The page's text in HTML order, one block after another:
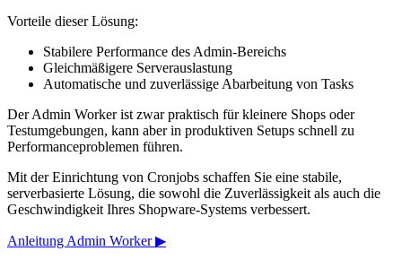
Vorteile dieser Lösung:
Stabilere Performance des Admin-Bereichs
Gleichmäßigere Serverauslastung
Automatische und zuverlässige Abarbeitung von Tasks
Der Admin Worker ist zwar praktisch für kleinere Shops oder
Testumgebungen, kann aber in produktiven Setups schnell zu
Performanceproblemen führen.
Mit der Einrichtung von Cronjobs schaffen Sie eine stabile,
serverbasierte Lösung, die sowohl die Zuverlässigkeit als auch die
Geschwindigkeit Ihres Shopware-Systems verbessert.
Anleitung Admin Worker ▶